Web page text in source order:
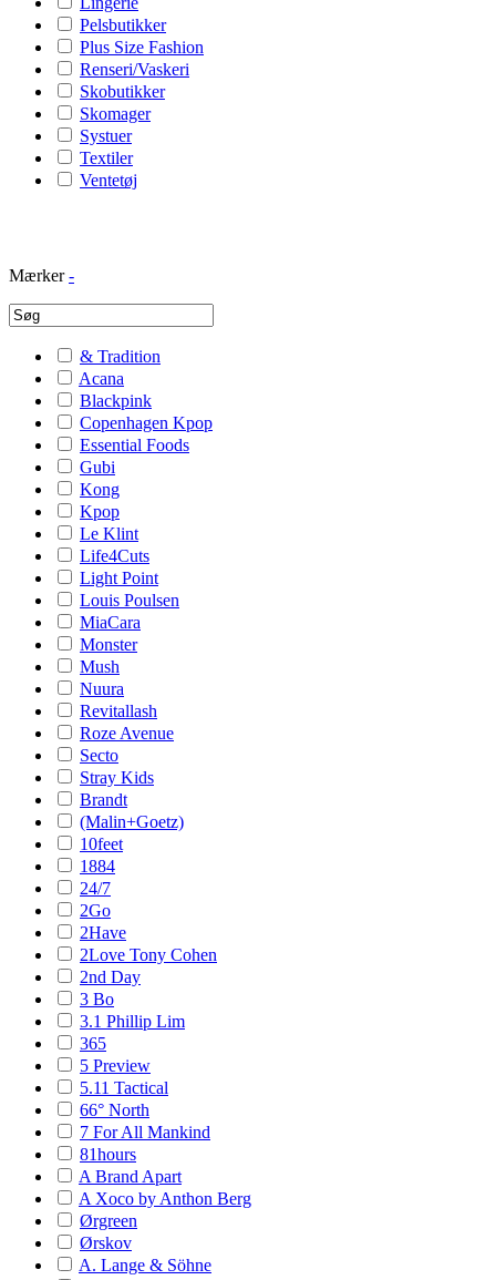
Pelsbutikker
Plus Size Fashion
Renseri/Vaskeri
Skobutikker
Skomager
Systuer
Textiler
Ventetøj
Mærker -
& Tradition
Acana
Blackpink
Copenhagen Kpop
Essential Foods
Gubi
Kong
Kpop
Le Klint
Life4Cuts
Light Point
Louis Poulsen
MiaCara
Monster
Mush
Nuura
Revitallash
Roze Avenue
Secto
Stray Kids
Brandt
(Malin+Goetz)
10feet
1884
24/7
2Go
2Have
2Love Tony Cohen
2nd Day
3 Bo
3.1 Phillip Lim
365
5 Preview
5.11 Tactical
66° North
7 For All Mankind
81hours
A Brand Apart
A Xoco by Anthon Berg
Ørgreen
Ørskov
A. Lange & Söhne